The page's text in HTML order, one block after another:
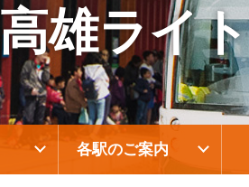
高雄ライ
各駅のご案内